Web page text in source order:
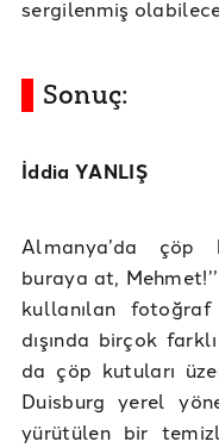
sergilenmiş
Sonuç:
İddia YANLIŞ
Almanya’da çöp
buraya at,
kullanılan
dışında birçok
da çöp kutuları
Duisburg yerel
yürütülen bir